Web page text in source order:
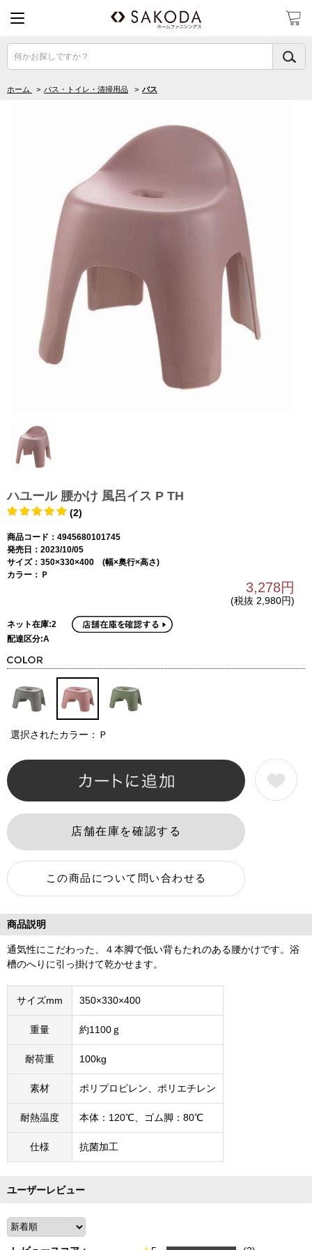
何かお探しですか？
ホーム > バス・トイレ・清掃用品 > バス
ハユール 腰かけ 風呂イス P TH
(2)
商品コード：4945680101745
発売日：2023/10/05
サイズ：350×330×400 (幅×奥行×高さ)
カラー：Ｐ
3,278円
(税抜 2,980円)
ネット在庫:2
配達区分:A
選択されたカラー：Ｐ
商品説明
通気性にこだわった、４本脚で低い背もたれのある腰かけです。浴
槽のへりに引っ掛けて乾かせます。
サイズmm 350×330×400
重量 約1100ｇ
耐荷重 100kg
素材 ポリプロピレン、ポリエチレン
耐熱温度 本体：120℃、ゴム脚：80℃
仕様 抗菌加工
ユーザーレビュー